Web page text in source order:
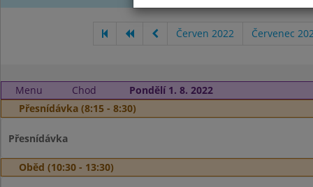
Červen 2022 Červenec
Menu Chod
Pondělí 1. 8. 2022
Přesnídávka (8:15 - 8:30)
Přesnídávka
Oběd (10:30 - 13:30)